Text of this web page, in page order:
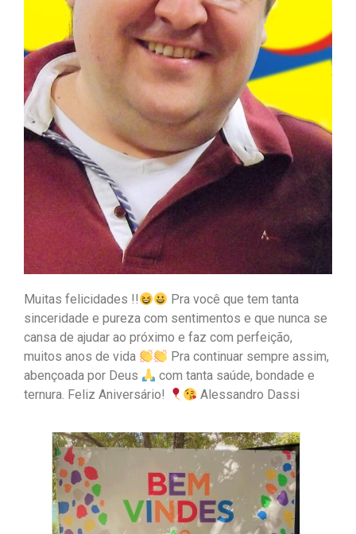
Muitas felicidades !!
Pra você que tem tanta
sinceridade e pureza com sentimentos e que nunca se
cansa de ajudar ao próximo e faz com perfeição,
muitos anos de vida
Pra continuar sempre assim,
abençoada por Deus
com tanta saúde, bondade e
ternura. Feliz Aniversário!
Alessandro Dassi